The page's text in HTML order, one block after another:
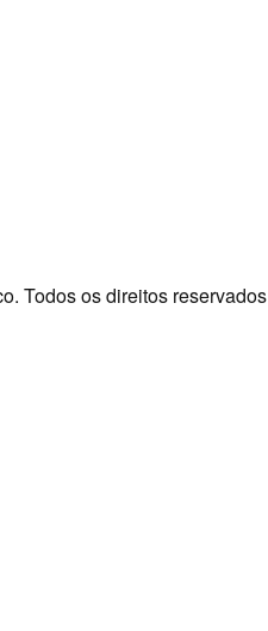
Todos os direitos reservados